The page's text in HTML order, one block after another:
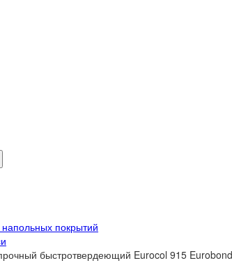
покрытий
быстротвердеющий Eurocol 915 Eurobond